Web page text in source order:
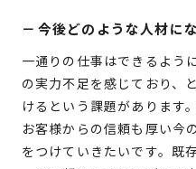
－ 今後どのような人材に
一通りの仕事はできるよう
の実力不足を感じており、
けるという課題があります
お客様からの信頼も厚い今
をつけていきたいです。既